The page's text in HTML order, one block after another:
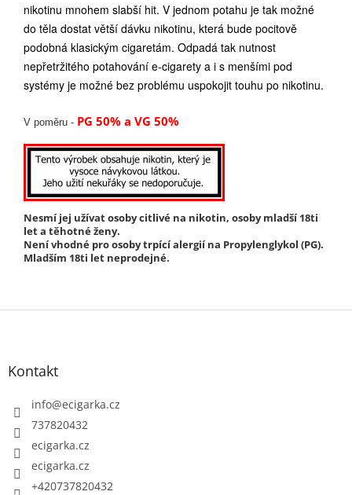
nikotinu mnohem slabší hit. V jednom potahu je tak možné
do těla dostat větší dávku nikotinu, která bude pocitově
podobná klasickým cigaretám. Odpadá tak nutnost
nepřetržitého potahování e-cigarety a i s menšími pod
systémy je možné bez problému uspokojit touhu po nikotinu.
V poměru - PG 50% a VG 50%
Nesmí jej užívat osoby citlivé na nikotin, osoby mladší 18ti
let a těhotné ženy.
Není vhodné pro osoby trpící alergií na Propylenglykol (PG).
Mladším 18ti let neprodejné.
Kontakt
info@ecigarka.cz
737820432
ecigarka.cz
ecigarka.cz
+420737820432